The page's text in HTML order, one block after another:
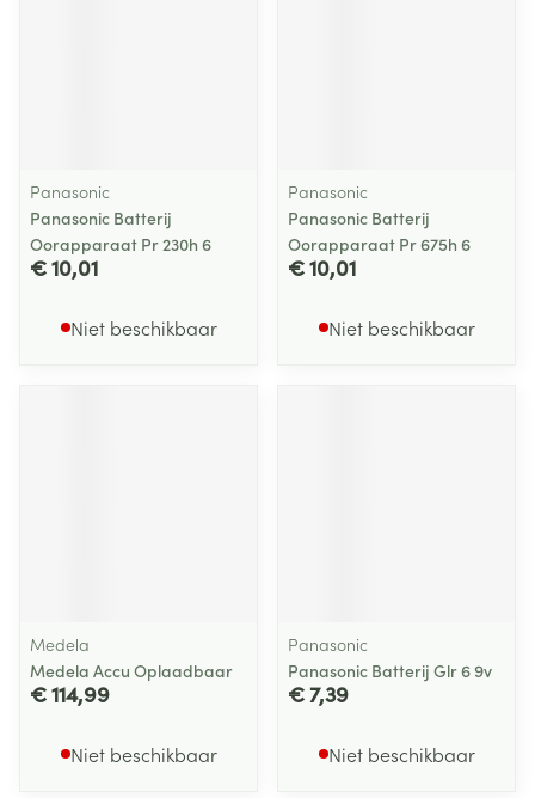
Panasonic
Panasonic Batterij
Oorapparaat Pr 230h 6
€ 10,01
Niet beschikbaar
Panasonic
Panasonic Batterij
Oorapparaat Pr 675h 6
€ 10,01
Niet beschikbaar
Medela
Medela Accu Oplaadbaar
€ 114,99
Niet beschikbaar
Panasonic
Panasonic Batterij Glr 6 9v
€ 7,39
Niet beschikbaar